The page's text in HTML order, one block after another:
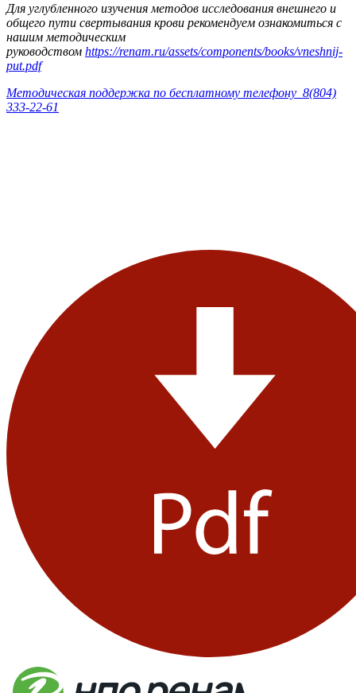
Для углубленного изучения методов исследования внешнего и
общего пути свертывания крови рекомендуем ознакомиться с
нашим методическим
руководством https://renam.ru/assets/components/books/vneshnij-
put.pdf
Методическая поддержка по бесплатному телефону 8(804)
333-22-61